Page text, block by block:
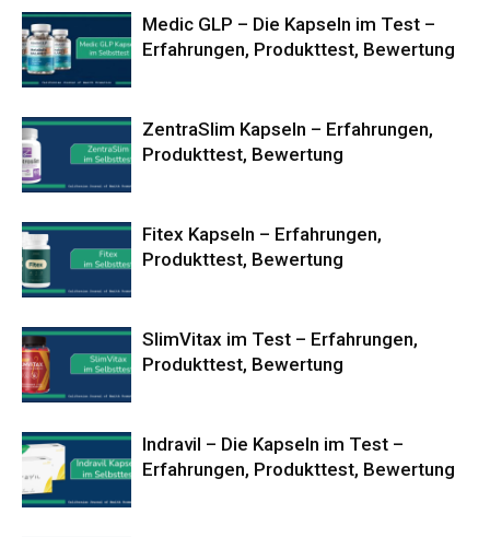
Medic GLP – Die Kapseln im Test –
Erfahrungen, Produkttest, Bewertung
ZentraSlim Kapseln – Erfahrungen,
Produkttest, Bewertung
Fitex Kapseln – Erfahrungen,
Produkttest, Bewertung
SlimVitax im Test – Erfahrungen,
Produkttest, Bewertung
Indravil – Die Kapseln im Test –
Erfahrungen, Produkttest, Bewertung